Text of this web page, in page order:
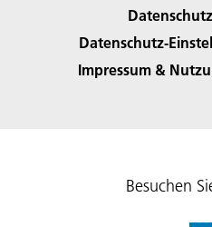
Datenschutz-
Impressum &
Besuchen